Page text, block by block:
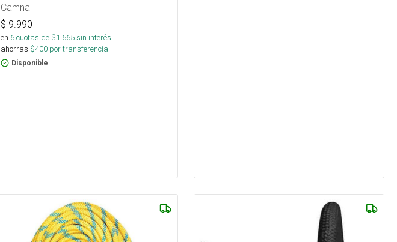
Camnal
$ 9.990
en 6cuotas de $1.665sin interés
ahorras $400por transferencia.
Disponible